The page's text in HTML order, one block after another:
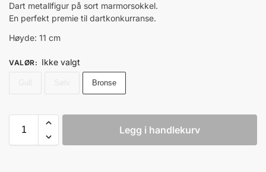
Dart metallfigur på sort marmorsokkel.
En perfekt premie til dartkonkurranse.
Høyde: 11 cm
VALØR: Ikke valgt
Bronse
Legg i handlekurv